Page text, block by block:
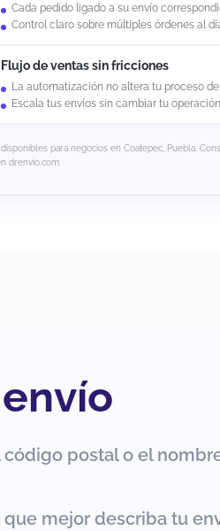
Cada pedido ligado a su envío
Control claro sobre múltiples órdenes al
Flujo de ventas sin fricciones
La automatización no altera tu proceso
Escala tus envíos sin cambiar tu operación
para negocios en Coatepec, Puebla.
drenvio.com.
código postal o el
mejor describa tu